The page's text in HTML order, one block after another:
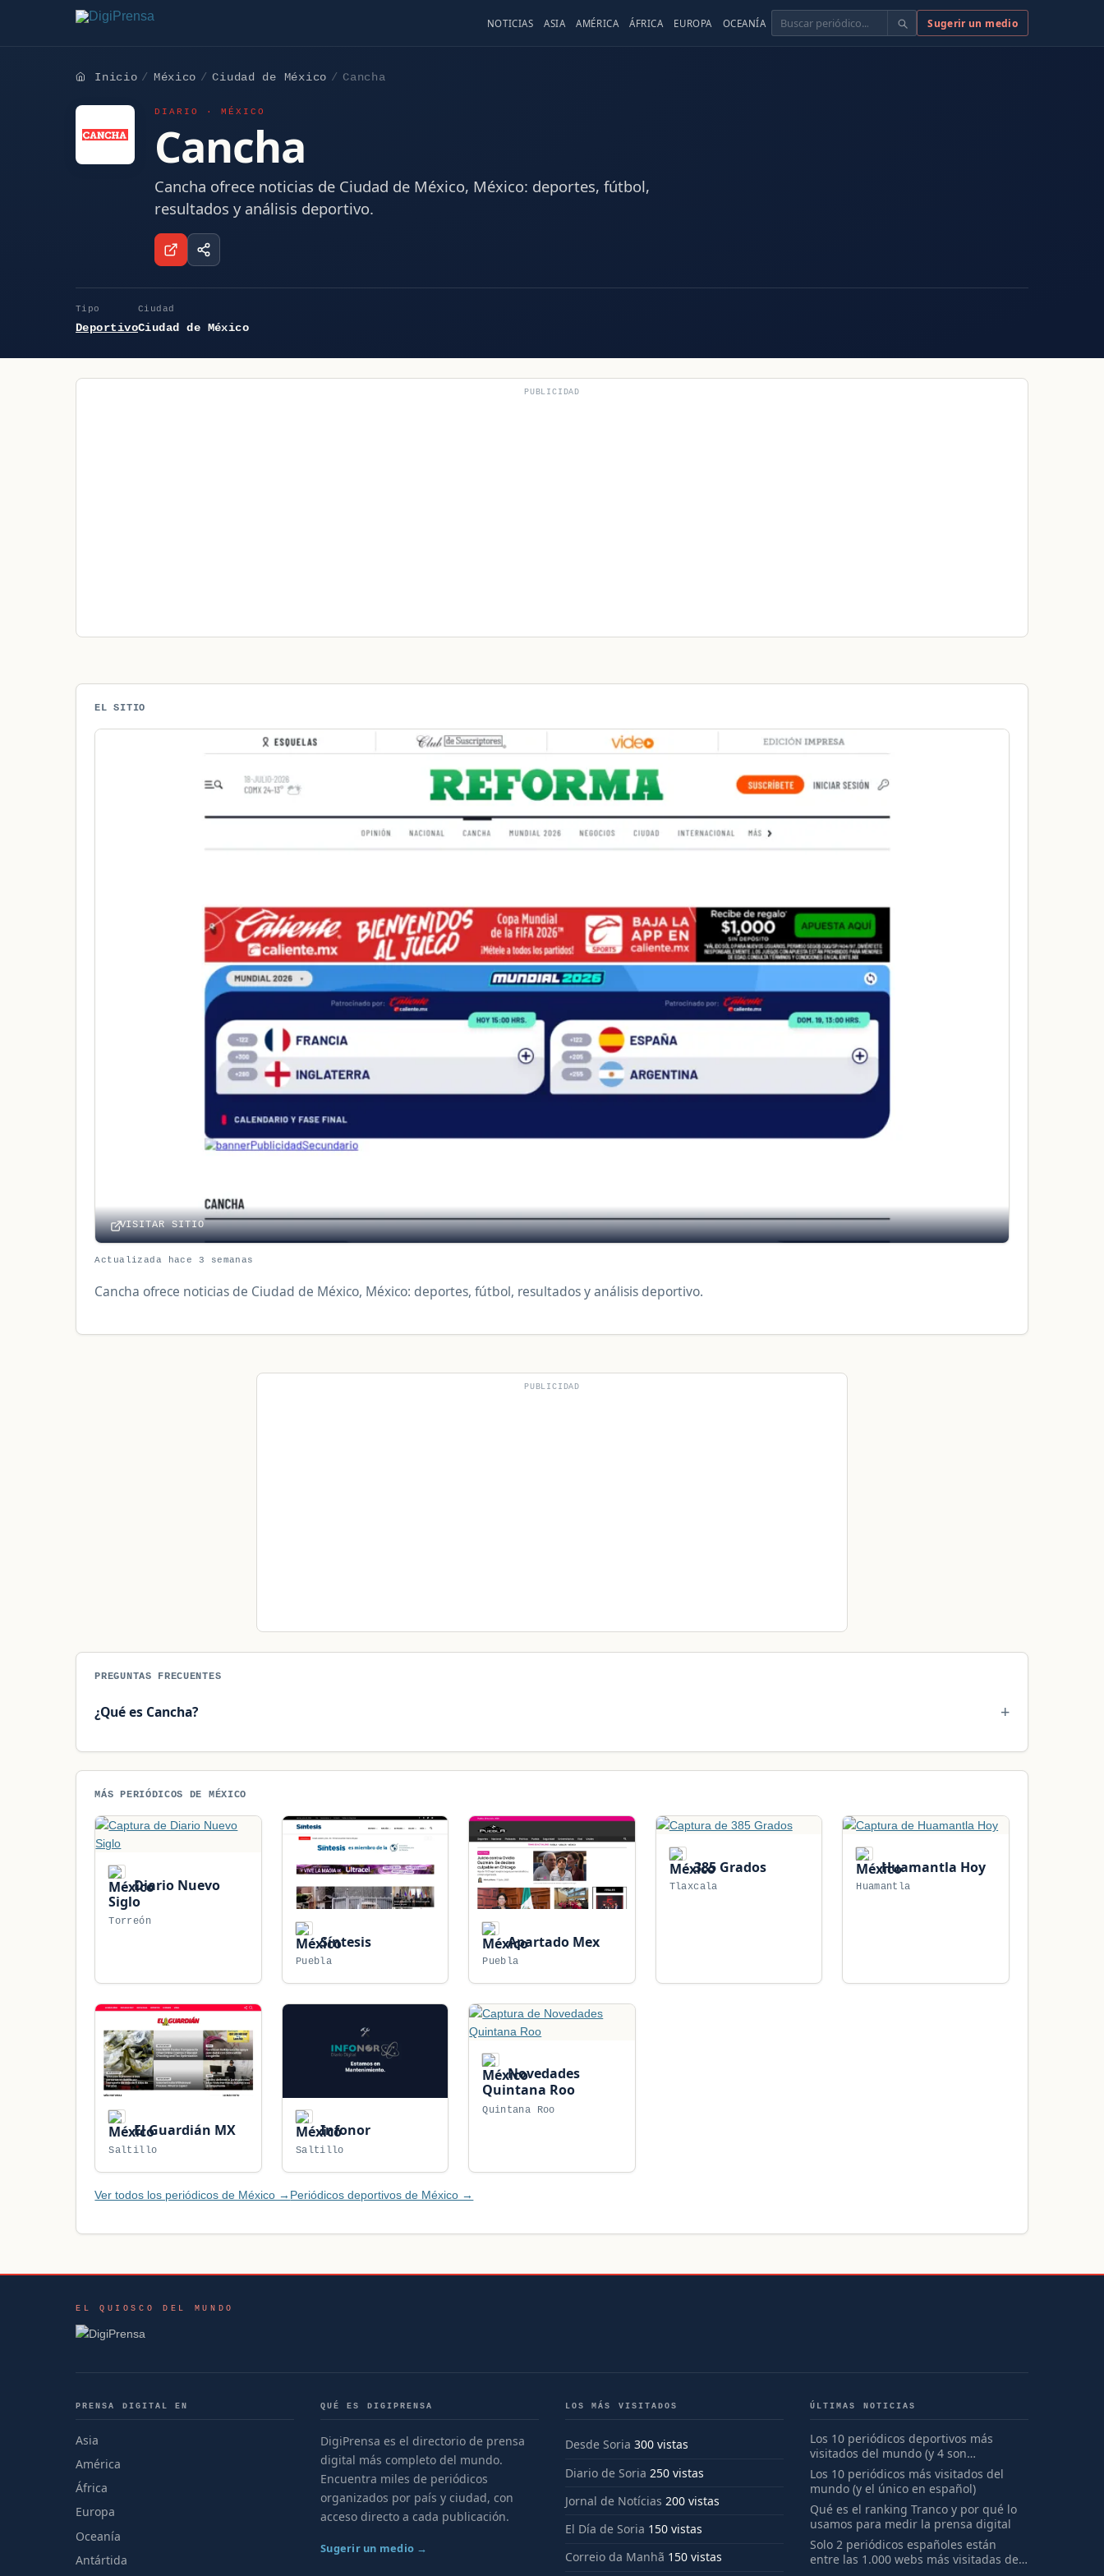
NOTICIAS ASIA AMÉRICA ÁFRICA EUROPA OCEANÍA Buscar Sugerir un medio
Inicio México Ciudad de México Cancha
DIARIO · MÉXICO
Cancha
Cancha ofrece noticias de Ciudad de México, México: deportes, fútbol,
resultados y análisis deportivo.
Tipo
Deportivo
Ciudad
Ciudad de México
PUBLICIDAD
EL SITIO
VISITAR SITIO
Actualizada hace 3 semanas
Cancha ofrece noticias de Ciudad de México, México: deportes, fútbol, resultados y análisis deportivo.
PUBLICIDAD
PREGUNTAS FRECUENTES
¿Qué es Cancha?
MÁS PERIÓDICOS DE MÉXICO
Diario Nuevo
Siglo
Torreón
Síntesis
Puebla
Apartado Mex
Puebla
385 Grados
Tlaxcala
Huamantla Hoy
Huamantla
El Guardián MX
Saltillo
Infonor
Saltillo
Novedades
Quintana Roo
Quintana Roo
Ver todos los periódicos de México → Periódicos deportivos de México →
EL QUIOSCO DEL MUNDO
PRENSA DIGITAL EN
Asia
América
África
Europa
Oceanía
Antártida
QUÉ ES DIGIPRENSA
DigiPrensa es el directorio de prensa
digital más completo del mundo.
Encuentra miles de periódicos
organizados por país y ciudad, con
acceso directo a cada publicación.
Sugerir un medio →
LOS MÁS VISITADOS
Desde Soria 300 vistas
Diario de Soria 250 vistas
Jornal de Notícias 200 vistas
El Día de Soria 150 vistas
Correio da Manhã 150 vistas
ÚLTIMAS NOTICIAS
Los 10 periódicos deportivos más
visitados del mundo (y 4 son
españoles)
Los 10 periódicos más visitados del
mundo (y el único en español)
Qué es el ranking Tranco y por qué lo
usamos para medir la prensa digital
Solo 2 periódicos españoles están
entre las 1.000 webs más visitadas del